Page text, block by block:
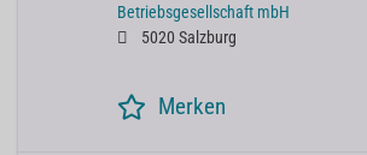
Betriebsgesellschaft mbH
5020 Salzburg
Merken